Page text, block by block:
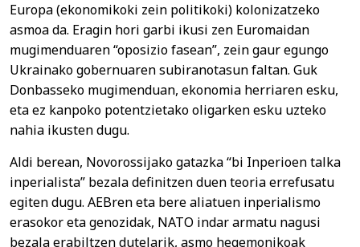
Europa (ekonomikoki zein politikoki) kolonizatzeko
asmoa da. Eragin hori garbi ikusi zen Euromaidan
mugimenduaren “oposizio fasean”, zein gaur egungo
Ukrainako gobernuaren subiranotasun faltan. Guk
Donbasseko mugimenduan, ekonomia herriaren esku,
eta ez kanpoko potentzietako oligarken esku uzteko
nahia ikusten dugu.
Aldi berean, Novorossijako gatazka “bi Inperioen talka
inperialista” bezala definitzen duen teoria errefusatu
egiten dugu. AEBren eta bere aliatuen inperialismo
erasokor eta genozidak, NATO indar armatu nagusi
bezala erabiltzen dutelarik, asmo hegemonikoak